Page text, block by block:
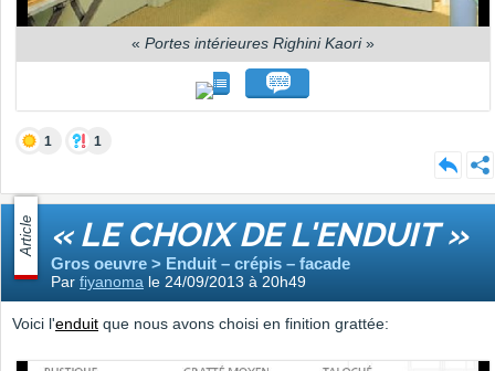
« Portes intérieures Righini Kaori»
1 1
Article « LE CHOIX DE L'ENDUIT »
Gros oeuvre > Enduit – crépis – facade
Par fiyanoma le 24/09/2013 à 20h49
Voici l'enduit que nous avons choisi en finition grattée: